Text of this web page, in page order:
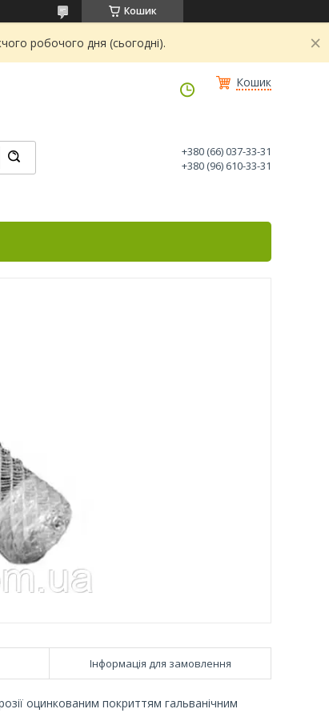
Кошик
робочого дня (сьогодні).
Кошик
+380 (66) 037-33-31
+380 (96) 610-33-31
Інформація для замовлення
оцинкованим покриттям гальванічним